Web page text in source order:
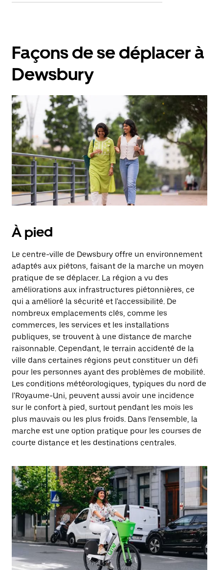
Façons de se déplacer à
Dewsbury
À pied
Le centre-ville de Dewsbury offre un environnement
adaptés aux piétons, faisant de la marche un moyen
pratique de se déplacer. La région a vu des
améliorations aux infrastructures piétonnières, ce
qui a amélioré la sécurité et l'accessibilité. De
nombreux emplacements clés, comme les
commerces, les services et les installations
publiques, se trouvent à une distance de marche
raisonnable. Cependant, le terrain accidenté de la
ville dans certaines régions peut constituer un défi
pour les personnes ayant des problèmes de mobilité.
Les conditions météorologiques, typiques du nord de
l'Royaume-Uni, peuvent aussi avoir une incidence
sur le confort à pied, surtout pendant les mois les
plus mauvais ou les plus froids. Dans l'ensemble, la
marche est une option pratique pour les courses de
courte distance et les destinations centrales.